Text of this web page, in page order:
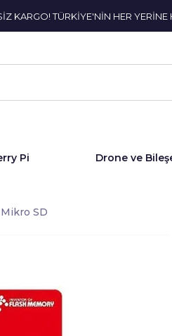
KARGO! TÜRKİYE'NİN HER
Pi Drone ve
SD